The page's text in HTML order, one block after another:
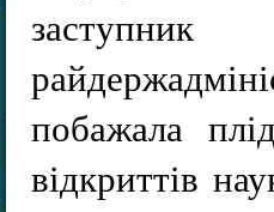
побажала
відкриттів